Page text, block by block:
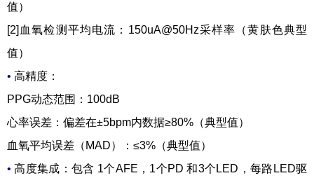
值）
[2]血氧检测平均电流：150uA@50Hz采样率（黄肤色典型
值）
• 高精度：
PPG动态范围：100dB
心率误差：偏差在±5bpm内数据≥80%（典型值）
血氧平均误差（MAD）：≤3%（典型值）
•高度集成：包含 1个AFE，1个PD 和3个LED，每路LED驱